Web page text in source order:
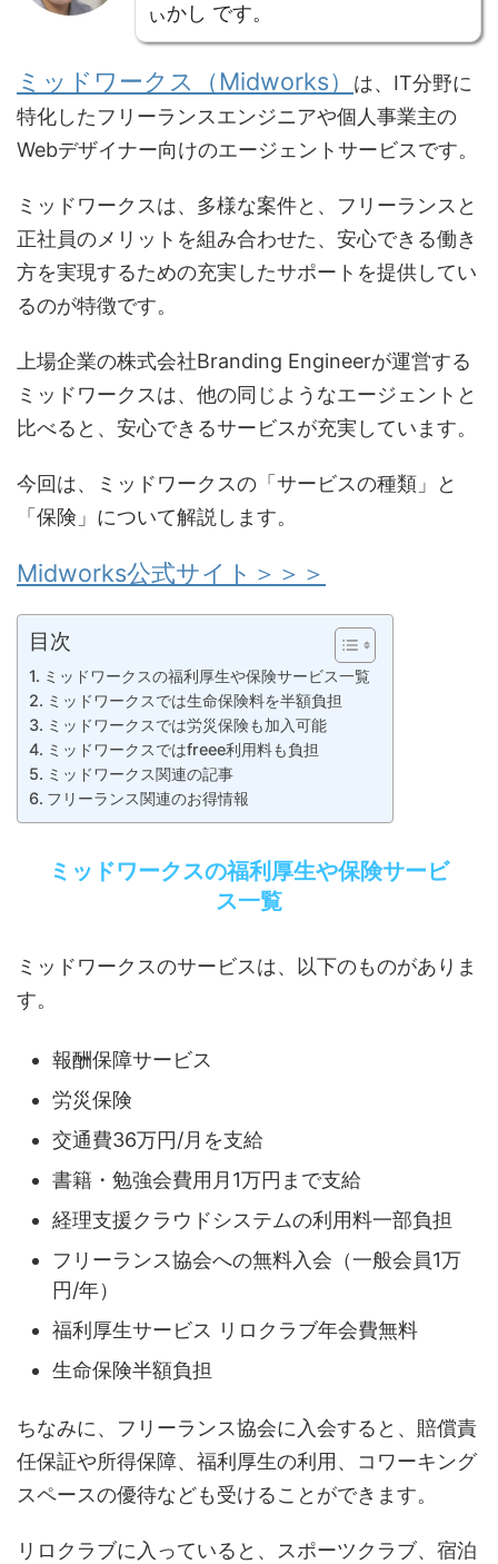
ぃかし です。
ミッドワークス（Midworks）
は、IT分野に
特化したフリーランスエンジニアや個人事業主の
Webデザイナー向けのエージェントサービスです。
ミッドワークスは、多様な案件と、フリーランスと
正社員のメリットを組み合わせた、安心できる働き
方を実現するための充実したサポートを提供してい
るのが特徴です。
上場企業の株式会社Branding Engineerが運営する
ミッドワークスは、他の同じようなエージェントと
比べると、安心できるサービスが充実しています。
今回は、ミッドワークスの「サービスの種類」と
「保険」について解説します。
Midworks公式サイト＞＞＞
目次
ミッドワークスの福利厚生や保険サービス一覧
ミッドワークスでは生命保険料を半額負担
ミッドワークスでは労災保険も加入可能
ミッドワークスではfreee利用料も負担
ミッドワークス関連の記事
フリーランス関連のお得情報
ミッドワークスの福利厚生や保険サービ
ス一覧
ミッドワークスのサービスは、以下のものがありま
す。
報酬保障サービス
労災保険
交通費36万円/月を支給
書籍・勉強会費用月1万円まで支給
経理支援クラウドシステムの利用料一部負担
フリーランス協会への無料入会（一般会員1万
円/年）
福利厚生サービス リロクラブ年会費無料
生命保険半額負担
ちなみに、フリーランス協会に入会すると、賠償責
任保証や所得保障、福利厚生の利用、コワーキング
スペースの優待なども受けることができます。
リロクラブに入っていると、スポーツクラブ、宿泊